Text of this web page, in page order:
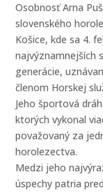
Osobnosť Arna
slovenského
Košice, kde sa 4.
najvýznamnejších
generácie,
členom Horskej
Jeho športová
ktorých vykonal
považovaný za
horolezectva.
Medzi jeho
úspechy patria